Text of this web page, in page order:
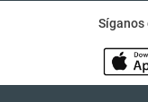
Síganos